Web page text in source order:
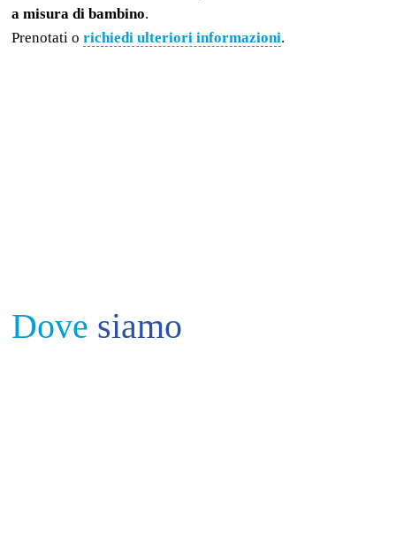
a misura di bambino.
Prenotati o richiedi ulteriori informazioni.
Dove siamo